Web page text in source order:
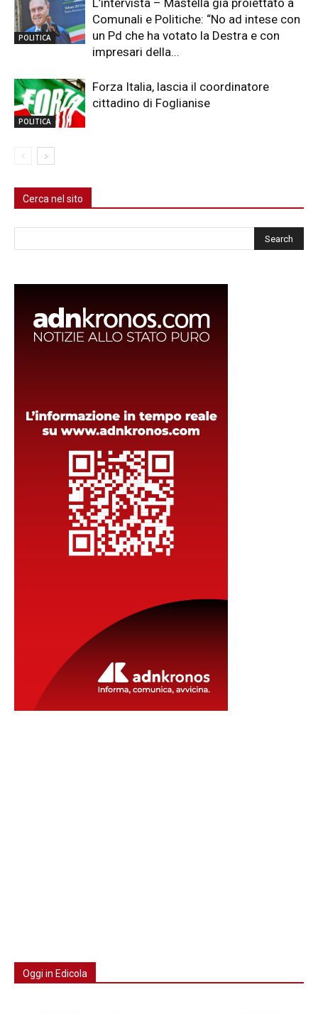
POLITICA
Comunali e Politiche: “No ad intese con
un Pd che ha votato la Destra e con
impresari della...
POLITICA
Forza Italia, lascia il coordinatore
cittadino di Foglianise
Cerca nel sito
Oggi in Edicola